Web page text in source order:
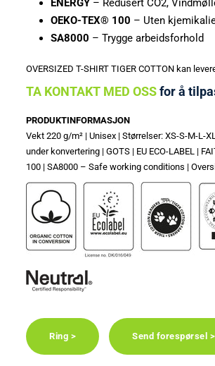
ENERGY – Redusert CO2,
OEKO-TEX® 100 – Uten
SA8000 – Trygge arbeidsforhold
OVERSIZED T-SHIRT TIGER COTTON kan
TA KONTAKT MED OSSfor å
PRODUKTINFORMASJON
Vekt 220 g/m² | Unisex | Størrelser: XS-S-M-L-
under konvertering | GOTS | EU ECO-LABEL |
100 | SA8000 – Safe working conditions |
Ring > Send forespørsel >